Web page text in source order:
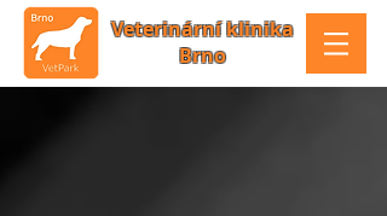
Veterinární klinika
Brno